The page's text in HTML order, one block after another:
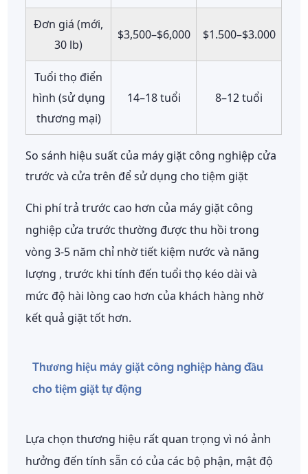
Đơn giá (mới,
30 lb)
$3,500–$6,000 $1.500–$3.000
Tuổi thọ điển
hình (sử dụng
thương mại)
14–18 tuổi 8–12 tuổi
So sánh hiệu suất của máy giặt công nghiệp cửa
trước và cửa trên để sử dụng cho tiệm giặt
Chi phí trả trước cao hơn của máy giặt công
nghiệp cửa trước thường được thu hồi trong
vòng3-5 năm chỉ nhờ tiết kiệm nước và năng
lượng , trước khi tính đến tuổi thọ kéo dài và
mức độ hài lòng cao hơn của khách hàng nhờ
kết quả giặt tốt hơn.
Thương hiệu máy giặt công nghiệp hàng đầu
cho tiệm giặt tự động
Lựa chọn thương hiệu rất quan trọng vì nó ảnh
hưởng đến tính sẵn có của các bộ phận, mật độ